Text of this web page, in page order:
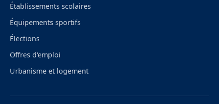
Établissements scolaires
Équipements sportifs
Élections
Offres d'emploi
Urbanisme et logement